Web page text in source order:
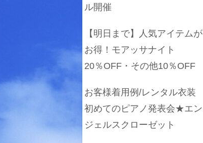
ル開催
【明日まで】人気アイテムが
お得！モアッサナイト
20％OFF・その他10％OFF
お客様着用例/レンタル衣装
初めてのピアノ発表会★エン
ジェルスクローゼット